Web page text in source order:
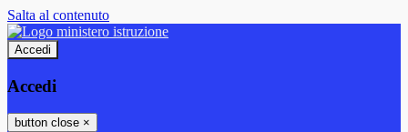
Salta al contenuto
Accedi
Accedi
button close ×